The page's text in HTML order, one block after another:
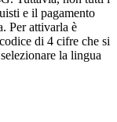
e il pagamento
Per attivarla è
di 4 cifre che si
la lingua